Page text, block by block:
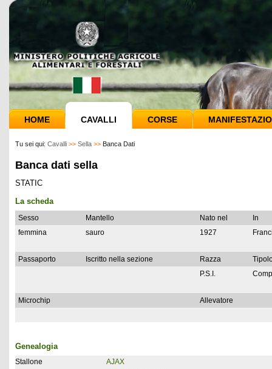
HOME CAVALLI CORSE
Tu sei qui: Cavalli >> Sella >> Banca Dati
Banca dati sella
STATIC
La scheda
Sesso Mantello Nato nel
In
femmina
sauro 1927
Passaporto Iscritto nella sezione Razza
P.S.I.
Microchip Allevatore
Genealogia
Stallone
AJAX